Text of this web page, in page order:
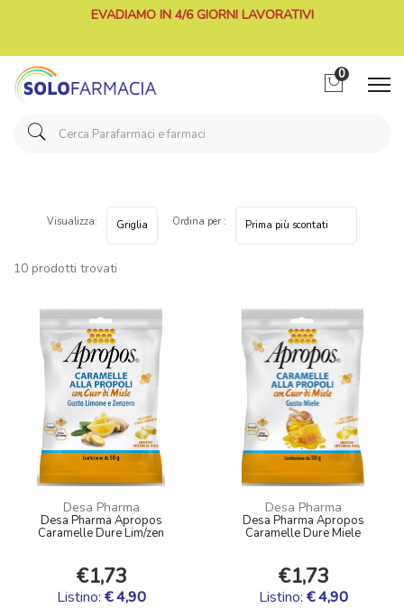
EVADIAMO IN 4/6 GIORNI LAVORATIVI
0
10 prodotti trovati
Visualizza: Ordina per :
Desa Pharma
Desa Pharma Apropos
Caramelle Dure Lim/zen
€1,73
Listino: € 4,90
Desa Pharma
Desa Pharma Apropos
Caramelle Dure Miele
€1,73
Listino: € 4,90